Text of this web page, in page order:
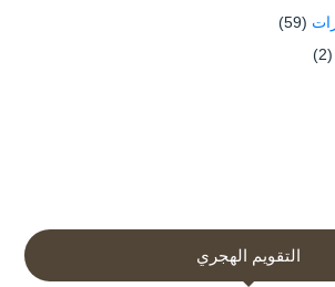
(59)
(2)
التقويم الهجري